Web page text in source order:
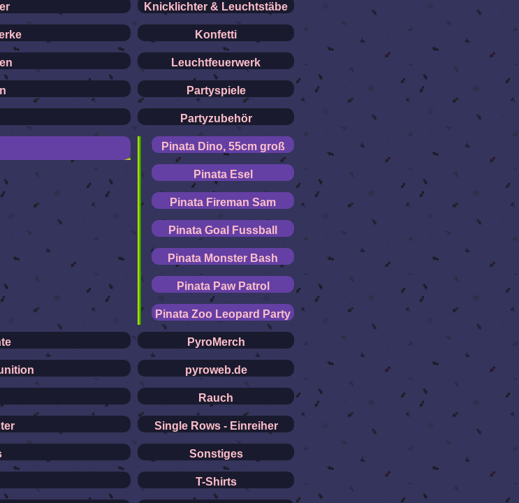
Knicklichter & Leuchtstäbe
Konfetti
Leuchtfeuerwerk
Partyspiele
Partyzubehör
Pinata Dino, 55cm groß
Pinata Esel
Pinata Fireman Sam
Pinata Goal Fussball
Pinata Monster Bash
Pinata Paw Patrol
Pinata Zoo Leopard Party
PyroMerch
pyroweb.de
Rauch
Single Rows - Einreiher
Sonstiges
T-Shirts